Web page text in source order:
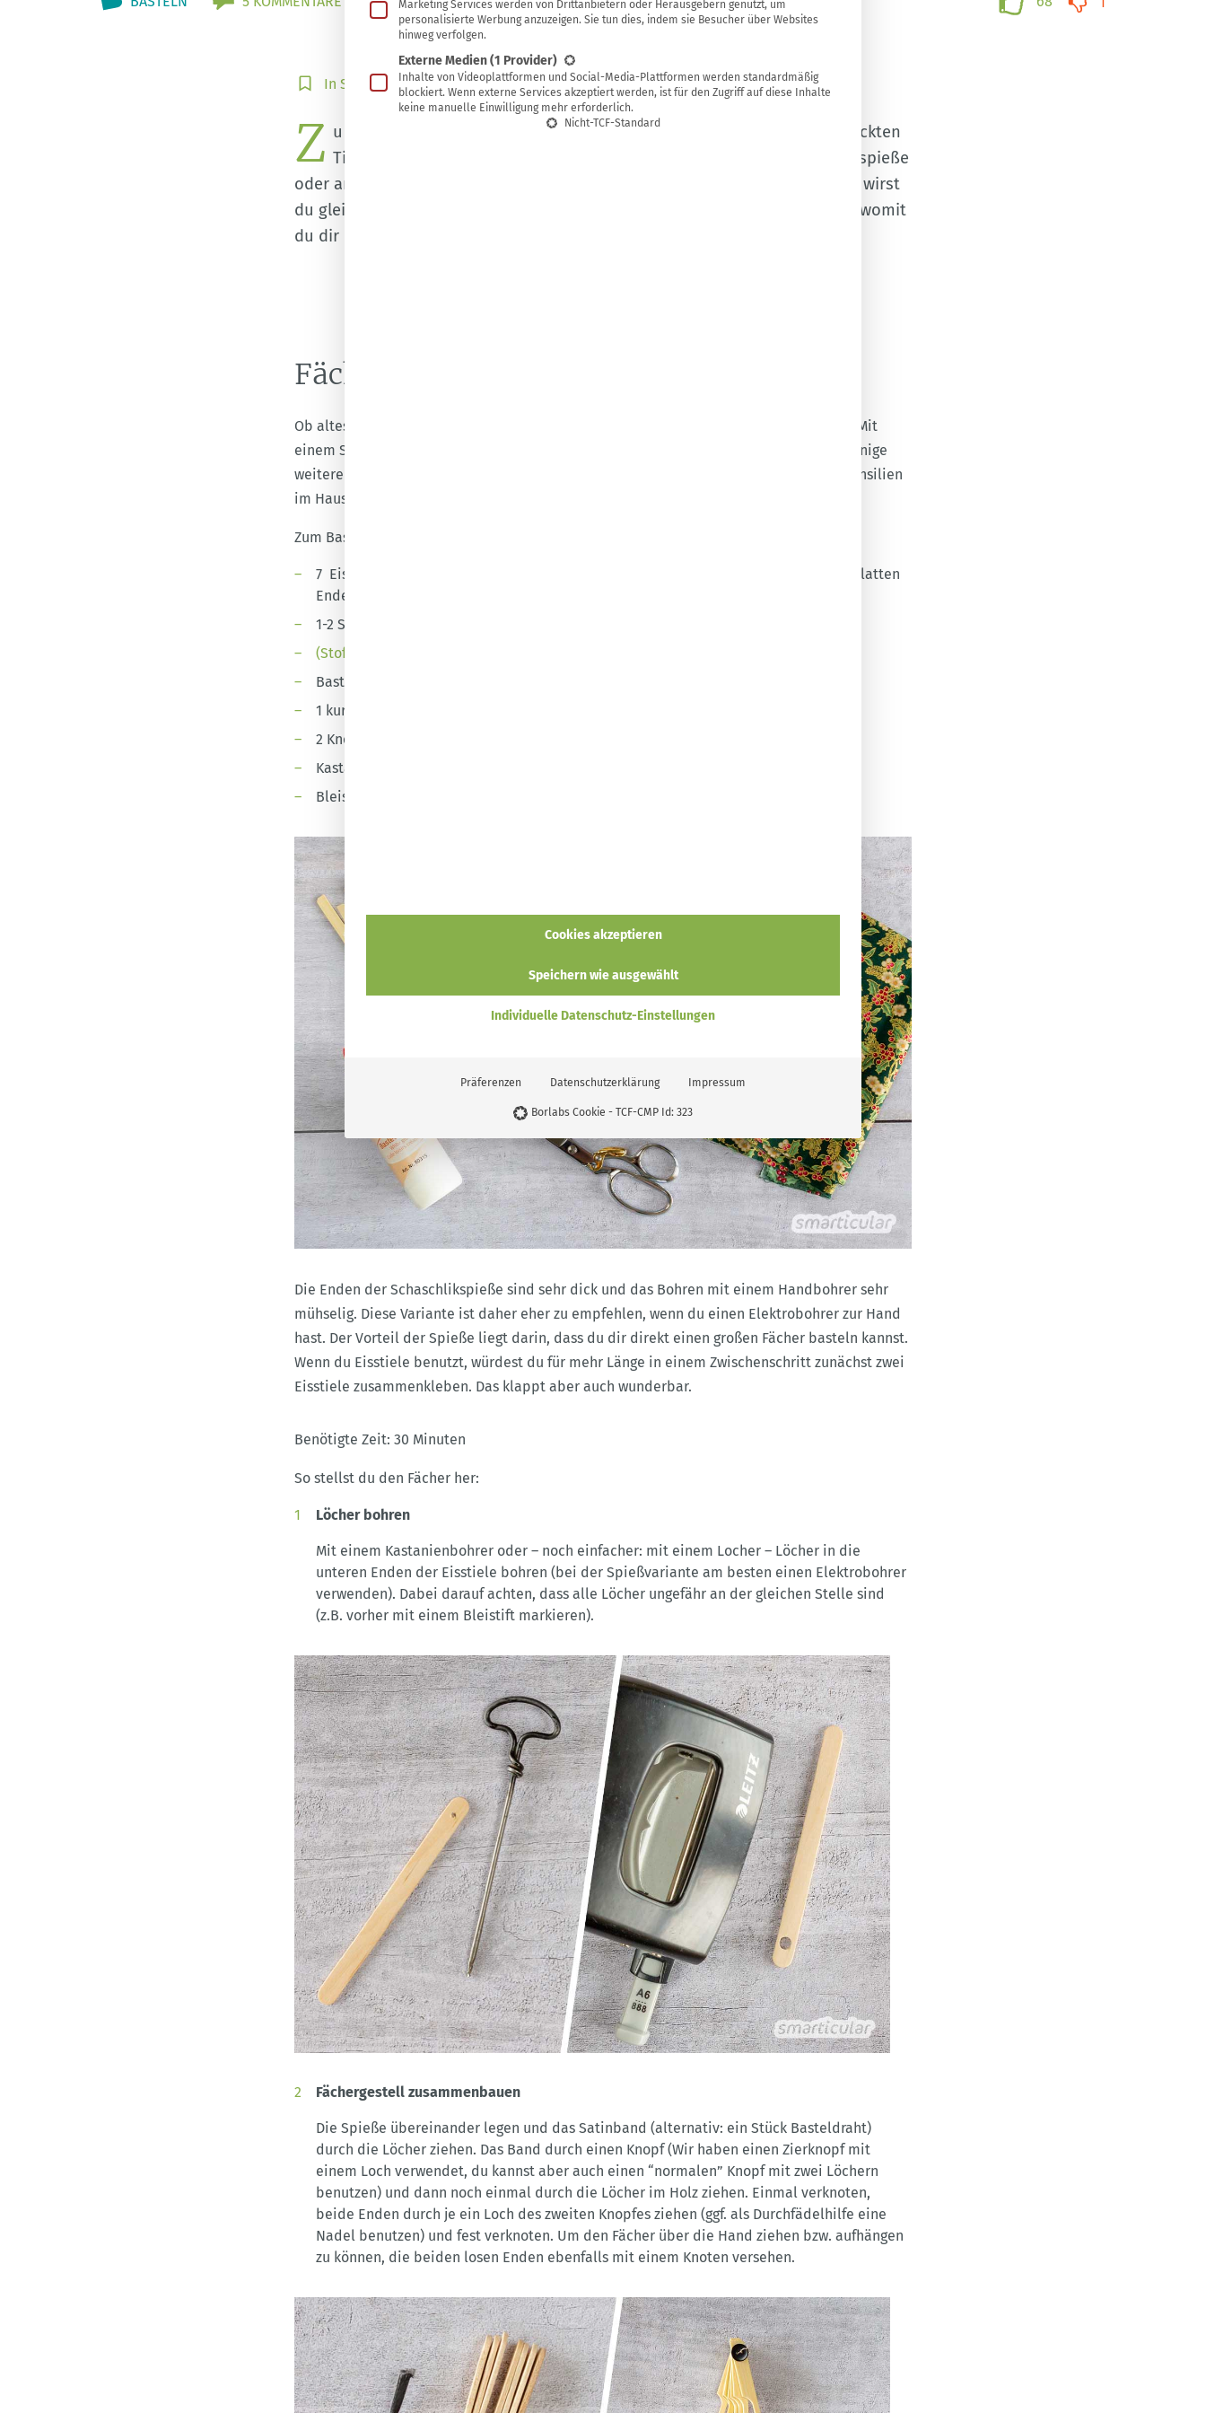
In
speichern
In Sammlung speichern
Z u heiß zum Grillen? Stattdessen regelmäßige Gänge zum mit Eis bestückten
Tiefkühler? Dann nutze deine womöglich übriggebliebenen Schaschlikspieße
oder angehäuften Eisstiele doch, um daraus einen
. Dabei wirst
du gleichzeitig alte Stoffreste los und hast als Ergebnis etwas in der Hand, womit
du dir bei Hitze selber ein Lüftchen zuwedeln kannst.
Fächer basteln – aus Stoffresten
Ob altes Hemd, Geschirrtuch oder auch schicke Reste von deinem letzten Nähprojekt: Mit
einem Stück Stoff kannst du geschwind einen Fächer basteln. Dazu benötigst du nur wenige
weitere Materialien. Für das Gestell kannst du – je nach Vorliebe und vorhandenen Utensilien
im Haushalt – entweder Eisstiele oder Schaschlikspieße nutzen.
Zum Basteln des Fächers benötigst du:
7 Eisstiele (14 für die doppelte Länge) oder 7
mit platten
Enden
1-2 Stoffreste
(Stoff-)schere
Bastelkleber (geeignet für Holz und Stoff)
1 kurzes Satinband (z.B. Aufhängerband von Kleidungsstücken) oder 1 Stück Draht
2 Knöpfe
Kastanienbohrer/Holzbohrer oder Locher
Bleistift zum Markieren
Die Enden der Schaschlikspieße sind sehr dick und das Bohren mit einem Handbohrer sehr
mühselig. Diese Variante ist daher eher zu empfehlen, wenn du einen Elektrobohrer zur Hand
hast. Der Vorteil der Spieße liegt darin, dass du dir direkt einen großen Fächer basteln kannst.
Wenn du Eisstiele benutzt, würdest du für mehr Länge in einem Zwischenschritt zunächst zwei
Eisstiele zusammenkleben. Das klappt aber auch wunderbar.
Benötigte Zeit: 30 Minuten
So stellst du den Fächer her:
Löcher bohren
Mit einem Kastanienbohrer oder – noch einfacher: mit einem Locher – Löcher in die
unteren Enden der Eisstiele bohren (bei der Spießvariante am besten einen Elektrobohrer
verwenden). Dabei darauf achten, dass alle Löcher ungefähr an der gleichen Stelle sind
(z.B. vorher mit einem Bleistift markieren).
Fächergestell zusammenbauen
Die Spieße übereinander legen und das Satinband (alternativ: ein Stück Basteldraht)
durch die Löcher ziehen. Das Band durch einen Knopf (Wir haben einen Zierknopf mit
einem Loch verwendet, du kannst aber auch einen “normalen” Knopf mit zwei Löchern
benutzen) und dann noch einmal durch die Löcher im Holz ziehen. Einmal verknoten,
beide Enden durch je ein Loch des zweiten Knopfes ziehen (ggf. als Durchfädelhilfe eine
Nadel benutzen) und fest verknoten. Um den Fächer über die Hand ziehen bzw. aufhängen
zu können, die beiden losen Enden ebenfalls mit einem Knoten versehen.
Marketing Services werden von Drittanbietern oder Herausgebern genutzt, um
personalisierte Werbung anzuzeigen. Sie tun dies, indem sie Besucher über Websites
hinweg verfolgen.
Externe Medien(1 Provider)
Inhalte von Videoplattformen und Social-Media-Plattformen werden standardmäßig
blockiert. Wenn externe Services akzeptiert werden, ist für den Zugriff auf diese Inhalte
keine manuelle Einwilligung mehr erforderlich.
Nicht-TCF-Standard
Cookies akzeptieren
Speichern wie ausgewählt
Individuelle Datenschutz-Einstellungen
Präferenzen Datenschutzerklärung Impressum
Borlabs Cookie - TCF-CMP Id: 323